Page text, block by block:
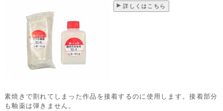
詳しくはこちら
素焼きで割れてしまった作品を接着するのに使用します。接着部分
も釉薬は弾きません。